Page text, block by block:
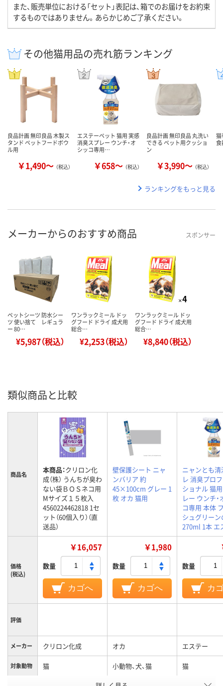
また、販売単位における「セット」表記は、箱でのお届けをお約束
するものではありません。あらかじめご了承ください。
その他猫用品の売れ筋ランキング
良品計画 無印良品 木製ス
タンド ペットフードボウ
ル用
￥1,490～ （税込）
エステーペット 猫用 実感
消臭スプレー ウンチ・オ
シッコ専用…
￥658～ （税込）
良品計画 無印良品 丸洗い
できる ペット用クッショ
ン
￥3,990～ （税込）
猫
食
ランキングをもっと見る
メーカーからのおすすめ商品 スポンサー
ペットシーツ 防水シー
ツ 使い捨て レギュラ
ー 80…
¥5,987（税込）
ワンラックミール ドッ
グフード ドライ 成犬用
総合…
¥2,253（税込）
ワンラックミール ドッ
グフード ドライ 成犬用
総合…
¥8,840（税込）
類似商品と比較
商品名 本商品：クリロン化
成（株） うんちが臭わ
ない袋ＢＯＳネコ用
Мサイズ１５枚入
4560224462818 1セ
ット（60個入り）（直
送品）
壁保護シート ニャ
ンバリア 約
45×100cm グレー 1
枚 オカ 猫用
ニャンとも
レ 消臭プロ
ショナル 猫
レー ウンチ・
コ専用 本体
シュグリー
270ml 1本 エ
価格
(税込)
￥16,057
数量
カゴへ
￥1,980
数量
カゴへ
数量
カ
評価
メーカー クリロン化成 オカ エステー
対象動物 猫 小動物、犬、猫 猫